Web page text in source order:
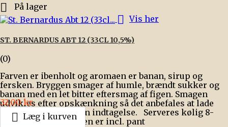
 På lager
 Vis her
ST. BERNARDUS ABT 12 (33CL 10,5%)
(0)
Farven er ibenholt og aromaen er banan, sirup og
fersken. Bryggen smager af humle, brændt sukker og
banan med en let bitter eftersmag af figen. Smagen
udvikles efter opskænkning så det anbefales at lade
bryggen stå lidt inden indtagelse. Serveres kølig 8-
12°C. Bemærk - prisen er incl. pant
Pris
32,00 kr.
 Læg i kurven